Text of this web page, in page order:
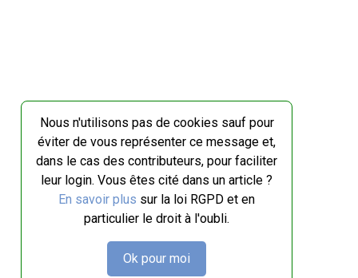
Nous n'utilisons pas de cookies sauf pour
éviter de vous représenter ce message et,
dans le cas des contributeurs, pour faciliter
leur login. Vous êtes cité dans un article ?
En savoir plus sur la loi RGPD et en
particulier le droit à l'oubli.
Ok pour moi